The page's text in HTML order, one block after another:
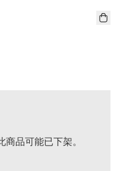
品可能已下架。